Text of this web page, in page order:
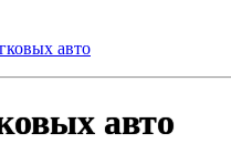
авто
авто